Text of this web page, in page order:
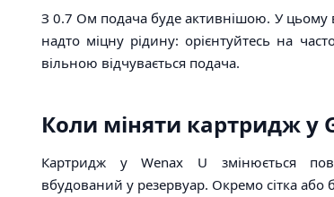
З 0.7 Ом подача буде активнішою. У цьому
надто міцну рідину: орієнтуйтесь на
вільною відчувається подача.
Коли міняти картридж у
Картридж у Wenax U змінюється
вбудований у резервуар. Окремо сітка або